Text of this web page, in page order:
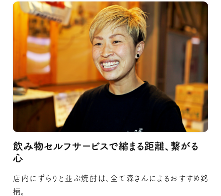
飲み物セルフサービスで縮まる距離、繋がる
心
店内にずらりと並ぶ焼酎は、全て森さんによるおすすめ銘
柄。